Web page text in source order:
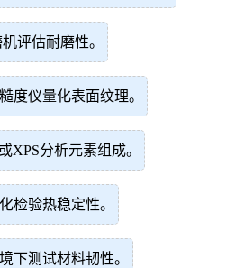
评估耐磨性。
度仪量化表面纹理。
XPS分析元素组成。
检验热稳定性。
下测试材料韧性。